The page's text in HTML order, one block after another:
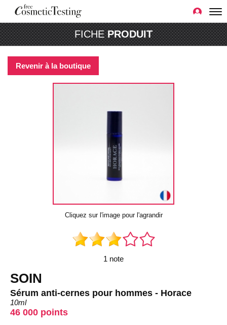
FICHEPRODUIT
Revenir à la boutique
Cliquez sur l'image pour l'agrandir
1 note
SOIN
Sérum anti-cernes pour hommes - Horace
10ml
46 000 points